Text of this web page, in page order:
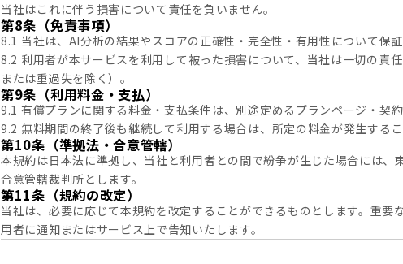
当社はこれに伴う損害について責任を負いません。
第8条（免責事項）
8.1 当社は、AI分析の結果やスコアの正確性・完全性・有用性について保証
8.2 利用者が本サービスを利用して被った損害について、当社は一切の責
または重過失を除く）。
第9条（利用料金・支払）
9.1 有償プランに関する料金・支払条件は、別途定めるプランページ・契約
9.2 無料期間の終了後も継続して利用する場合は、所定の料金が発生するこ
第10条（準拠法・合意管轄）
本規約は日本法に準拠し、当社と利用者との間で紛争が生じた場合には、
合意管轄裁判所とします。
第11条（規約の改定）
当社は、必要に応じて本規約を改定することができるものとします。重要
用者に通知またはサービス上で告知いたします。